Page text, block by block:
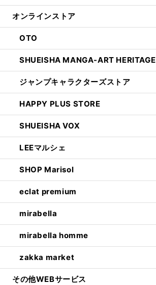
オンラインストア
OTO
SHUEISHA MANGA-ART HERITAGE
ジャンプキャラクターズストア
HAPPY PLUS STORE
SHUEISHA VOX
LEEマルシェ
SHOP Marisol
eclat premium
mirabella
mirabella homme
zakka market
その他WEBサービス